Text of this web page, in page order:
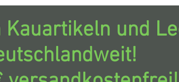
Kauartikeln und